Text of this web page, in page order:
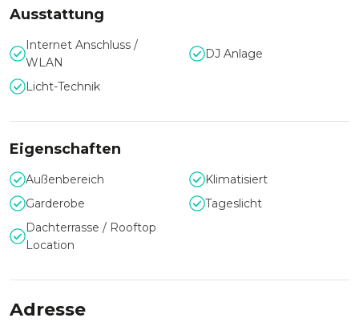
Seminare als auch größere Firmenfeiern oder
Produktpräsentationen realisieren.
Passende Anlässe für
Networking-Events, Produktlaunches, Sommerfeste oder
Präsentation über Gala-Dinner bis zur After-Work-Party
bietet die Location vielfältige Einsatzmöglichkeiten.
Ausstattung
Internet Anschluss /
WLAN
DJ Anlage
Licht-Technik
Eigenschaften
Außenbereich
Klimatisiert
Garderobe
Tageslicht
Dachterrasse / Rooftop
Location
Adresse